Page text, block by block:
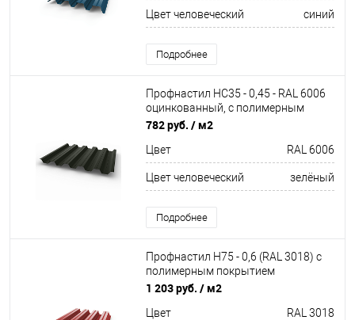
Цвет человеческий синий
Подробнее
Профнастил НС35 - 0,45 - RAL 6006
оцинкованный, с полимерным
покрытием (Полиэстер)
782 руб. / м2
Цвет RAL 6006
Цвет человеческий зелёный
Подробнее
Профнастил Н75 - 0,6 (RAL 3018) с
полимерным покрытием
(полиэстер)
1 203 руб. / м2
Цвет RAL 3018